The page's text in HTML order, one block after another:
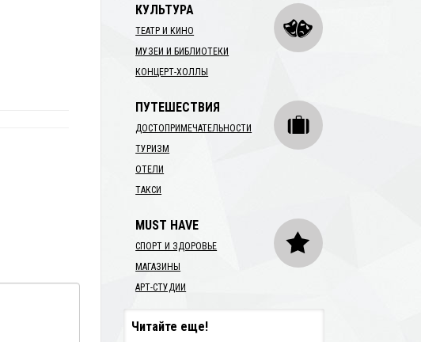
КУЛЬТУРА
ТЕАТР И КИНО
МУЗЕИ И БИБЛИОТЕКИ
КОНЦЕРТ-ХОЛЛЫ
ПУТЕШЕСТВИЯ
ДОСТОПРИМЕЧАТЕЛЬНОСТИ
ТУРИЗМ
ОТЕЛИ
ТАКСИ
MUST HAVE
СПОРТ И ЗДОРОВЬЕ
МАГАЗИНЫ
АРТ-СТУДИИ
Читайте еще!